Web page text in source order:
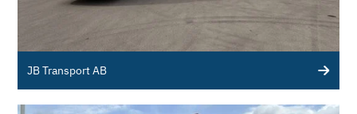
JB Transport AB